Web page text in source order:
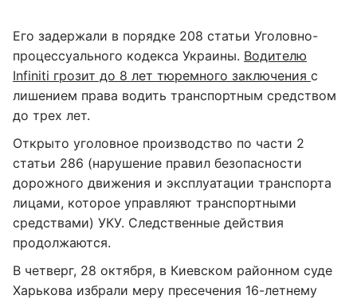
Его задержали в порядке 208 статьи Уголовно-
процессуального кодекса Украины. Водителю
Infiniti грозит до 8 лет тюремного заключения с
лишением права водить транспортным средством
до трех лет.
Открыто уголовное производство по части 2
статьи 286 (нарушение правил безопасности
дорожного движения и эксплуатации транспорта
лицами, которое управляют транспортными
средствами) УКУ. Следственные действия
продолжаются.
В четверг, 28 октября, в Киевском районном суде
Харькова избрали меру пресечения 16-летнему